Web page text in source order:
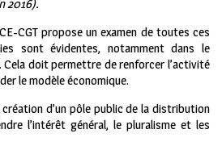
2016).
CGT propose un examen de toutes ces
sont évidentes, notamment dans le
doit permettre de renforcer l’activité
le modèle économique.
création d’un pôle public de la distribution
l’intérêt général, le pluralisme et les